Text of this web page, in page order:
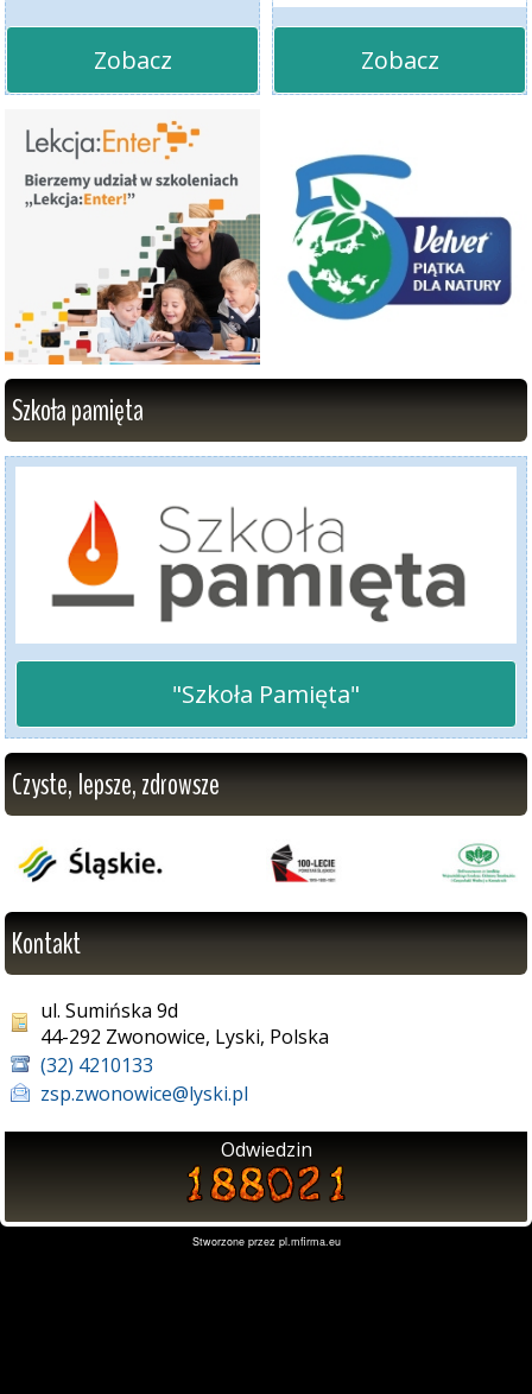
Zobacz Zobacz
Szkoła pamięta
"Szkoła Pamięta"
Czyste, lepsze, zdrowsze
Kontakt
ul. Sumińska 9d
44-292 Zwonowice, Lyski, Polska
(32) 4210133
zsp.zwonowice@lyski.pl
Odwiedzin
Stworzone przez pl.mfirma.eu